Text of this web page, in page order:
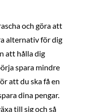
och göra att
alternativ för dig
att hålla dig
spara mindre
att du ska få en
dina pengar.
till sig och så